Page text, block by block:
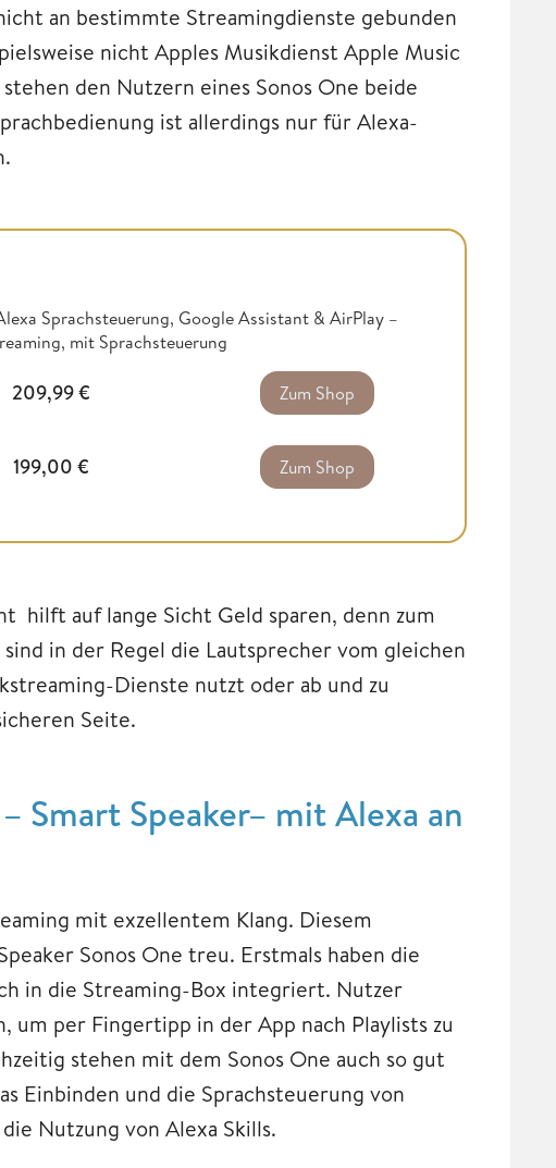
an bestimmte Streamingdienste gebunden
nicht Apples Musikdienst Apple Music
stehen den Nutzern eines Sonos One beide
ist allerdings nur für Alexa-
Sprachsteuerung, Google Assistant & AirPlay –
mit Sprachsteuerung
209,99€ Zum Shop
199,00 € Zum Shop
hilft auf lange Sicht Geld sparen, denn zum
in der Regel die Lautsprecher vom gleichen
Dienste nutzt oder ab und zu
Seite.
Smart Speaker– mit Alexa an
mit exzellentem Klang. Diesem
Sonos One treu. Erstmals haben die
in die Streaming-Box integriert. Nutzer
um per Fingertipp in der App nach Playlists zu
stehen mit dem Sonos One auch so gut
Einbinden und die Sprachsteuerung von
Nutzung von Alexa Skills.